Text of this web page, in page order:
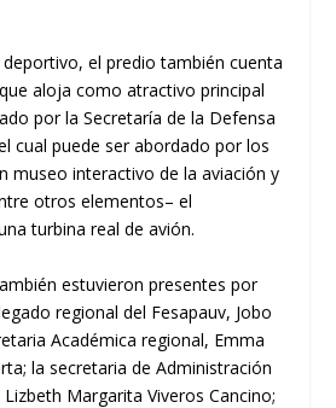
el predio también cuenta
aloja como atractivo principal
por la Secretaría de la Defensa
cual puede ser abordado por los
museo interactivo de la aviacióny
otros elementos–el
turbina real de avión.
estuvieron presentes por
regional del Fesapauv, Jobo
Académica regional, Emma
la secretaria deAdministración
Lizbeth Margarita ViverosCancino;